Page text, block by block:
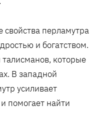
перламутра
и богатством.
талисманов, которые
В западной
усиливает
помогает найти